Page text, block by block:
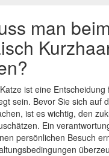
man
ist eine
sein. Bevor Sie sich auf
ist es wichtig, den
Ein
persönlichen Besuch